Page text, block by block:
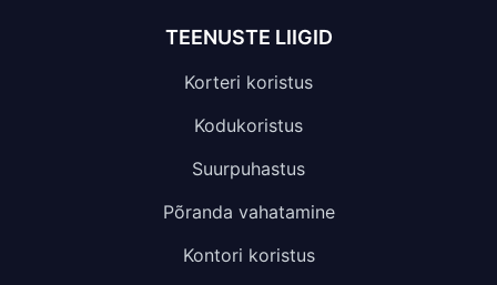
TEENUSTE LIIGID
Korteri koristus
Kodukoristus
Suurpuhastus
Põranda vahatamine
Kontori koristus